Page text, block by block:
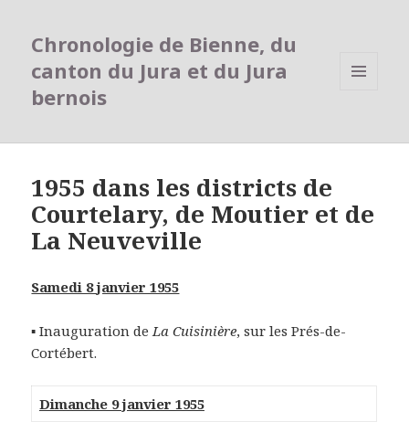
Chronologie de Bienne, du
canton du Jura et du Jura
bernois
1955 dans les districts de
Courtelary, de Moutier et de
La Neuveville
Samedi 8 janvier 1955
▪ Inauguration deLa Cuisinière, sur les Prés-de-
Cortébert.
Dimanche 9 janvier 1955